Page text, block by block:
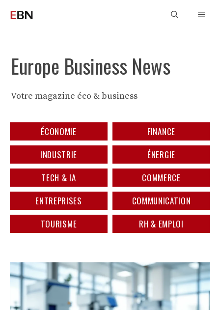
Europe Business News
Votre magazine éco & business
ÉCONOMIE
FINANCE
INDUSTRIE
ÉNERGIE
TECH & IA
COMMERCE
ENTREPRISES
COMMUNICATION
TOURISME
RH & EMPLOI